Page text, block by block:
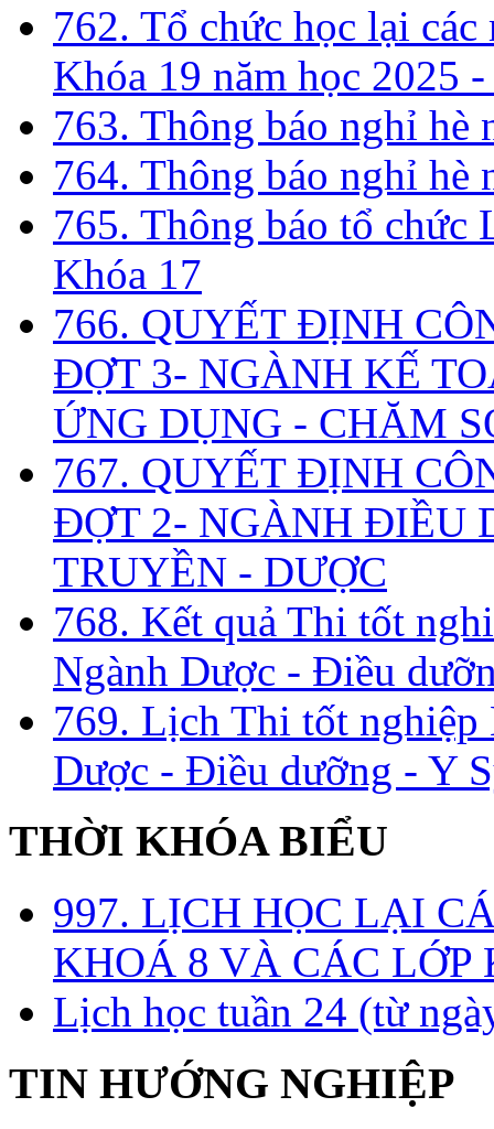
762. Tổ chức học lại
Khóa 19 năm học 2025
763. Thông báo nghỉ hè
764. Thông báo nghỉ hè
765. Thông báo tổ chức
Khóa 17
766. QUYẾT ĐỊNH
ĐỢT 3- NGÀNH KẾ
ỨNG DỤNG - CHĂM
767. QUYẾT ĐỊNH
ĐỢT 2- NGÀNH ĐIỀU
TRUYỀN - DƯỢC
768. Kết quả Thi tốt
Ngành Dược - Điều
769. Lịch Thi tốt
Dược - Điều dưỡng - Y
THỜI KHÓA BIỂU
997. LỊCH HỌC LẠI
KHOÁ 8 VÀ CÁC LỚP
Lịch học tuần 24 (từ
TIN HƯỚNG NGHIỆP